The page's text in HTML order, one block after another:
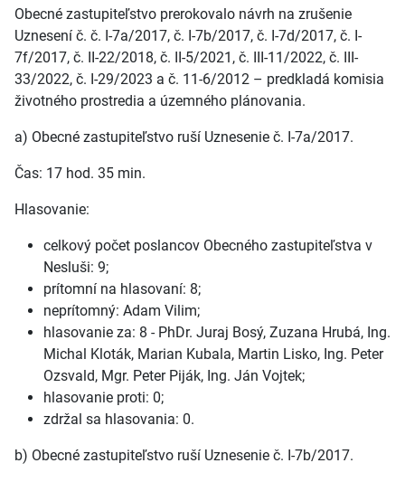
Obecné zastupiteľstvo prerokovalo návrh na zrušenie
Uznesení č. č. I-7a/2017, č. I-7b/2017, č. I-7d/2017, č. I-
7f/2017, č. II-22/2018, č. II-5/2021, č. III-11/2022, č. III-
33/2022, č. I-29/2023 a č. 11-6/2012 – predkladá komisia
životného prostredia a územného plánovania.
a) Obecné zastupiteľstvo ruší Uznesenie č. I-7a/2017.
Čas: 17 hod. 35 min.
Hlasovanie:
celkový počet poslancov Obecného zastupiteľstva v
Nesluši: 9;
prítomní na hlasovaní: 8;
neprítomný: Adam Vilim;
hlasovanie za: 8 - PhDr. Juraj Bosý, Zuzana Hrubá, Ing.
Michal Kloták, Marian Kubala, Martin Lisko, Ing. Peter
Ozsvald, Mgr. Peter Piják, Ing. Ján Vojtek;
hlasovanie proti: 0;
zdržal sa hlasovania: 0.
b) Obecné zastupiteľstvo ruší Uznesenie č. I-7b/2017.